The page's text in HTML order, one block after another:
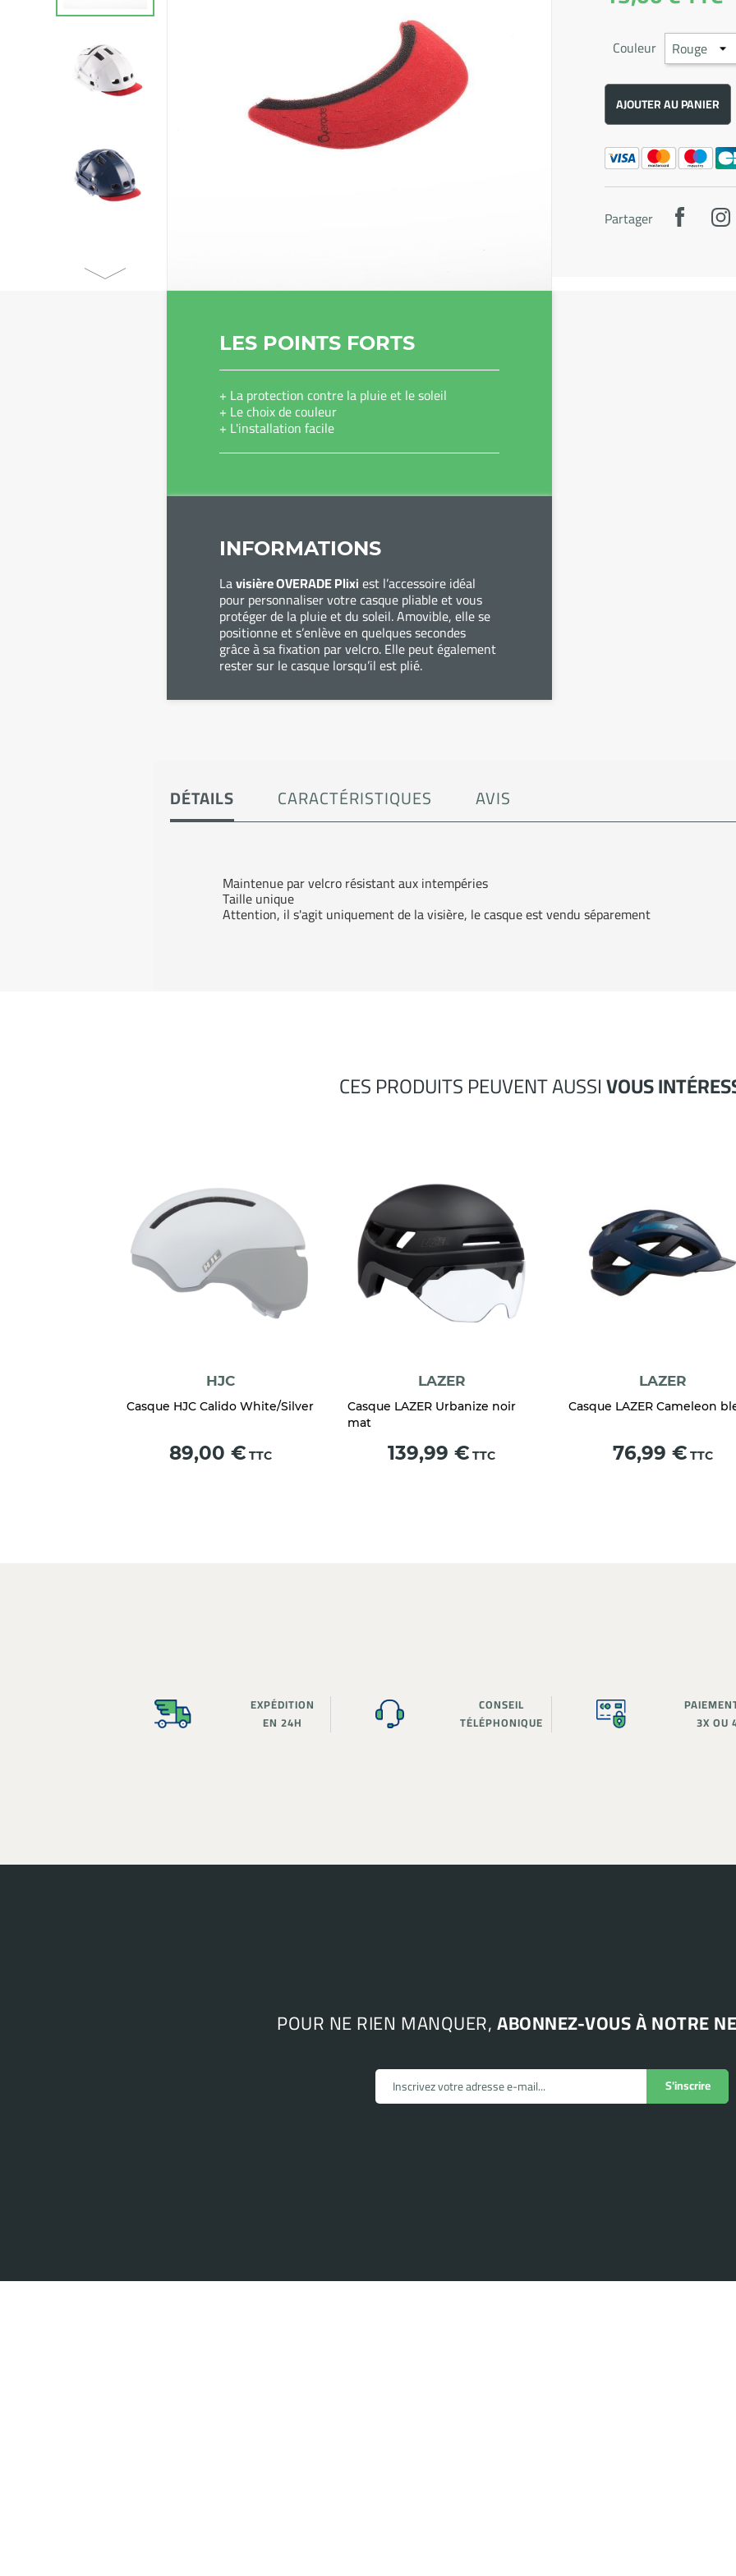
LES POINTS FORTS
+ La protection contre la pluie et le soleil
+ Le choix de couleur
+ L'installation facile
INFORMATIONS
Lavisière OVERADE Plixiest l’accessoire idéal
pour personnaliser votre casque pliable et vous
protéger de la pluie et du soleil. Amovible, elle se
positionne et s’enlève en quelques secondes
grâce à sa fixation par velcro. Elle peut également
rester sur le casque lorsqu’il est plié.
Couleur
AJOUTER AU PANIER
Partager
DÉTAILS CARACTÉRISTIQUES AVIS
Maintenue par velcro résistant aux intempéries
Taille unique
Attention, il s'agit uniquement de la visière, le casque est vendu séparement
CES PRODUITS PEUVENT AUSSIVOUS
HJC
Casque HJC Calido White/Silver
Prix
89,00 € TTC
LAZER
Casque LAZER Urbanize noir
mat
Prix
139,99 € TTC
LAZER
Casque LAZER Cameleon
Prix
76,99 € TTC
EXPÉDITION
EN 24H
CONSEIL
TÉLÉPHONIQUE
3X OU
POUR NE RIEN MANQUER,ABONNEZ-VOUS À NOTRE